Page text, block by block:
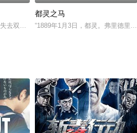
的母亲，只为询问一个埋藏在心里多年的疑
去双腿的乔毅然，不忍心看着家人为自己伤
都灵之马
“1889年1月3日，都灵。弗里德里